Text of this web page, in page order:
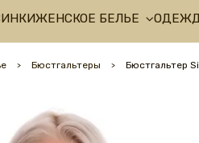
ЖЕНСКОЕ БЕЛЬЕ
Бюстгальтеры Бюстгальтер